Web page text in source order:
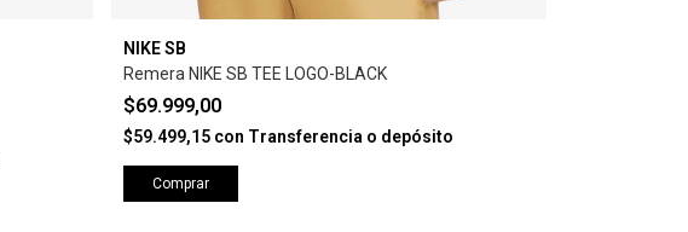
NIKE SB
Remera NIKE SB TEE LOGO-BLACK
$69.999,00
$59.499,15 con Transferencia o depósito
Comprar